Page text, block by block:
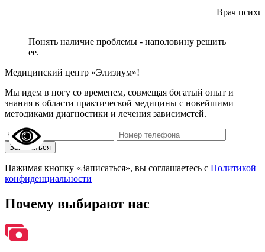
Врач
Понять наличие проблемы - наполовину решить
ее.
Медицинский центр «Элизиум»!
Мы идем в ногу со временем, совмещая богатый опыт и
знания в области практической медицины с новейшими
методиками диагностики и лечения зависимстей.
Записаться
Нажимая кнопку «Записаться», вы соглашаетесь с Политикой
конфиденциальности
Почему выбирают нас